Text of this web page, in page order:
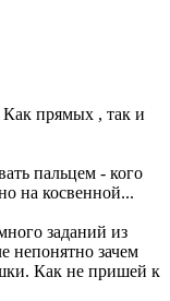
Как прямых , так и
пальцем - кого
на косвенной...
заданий из
непонятно зачем
Как не пришей к